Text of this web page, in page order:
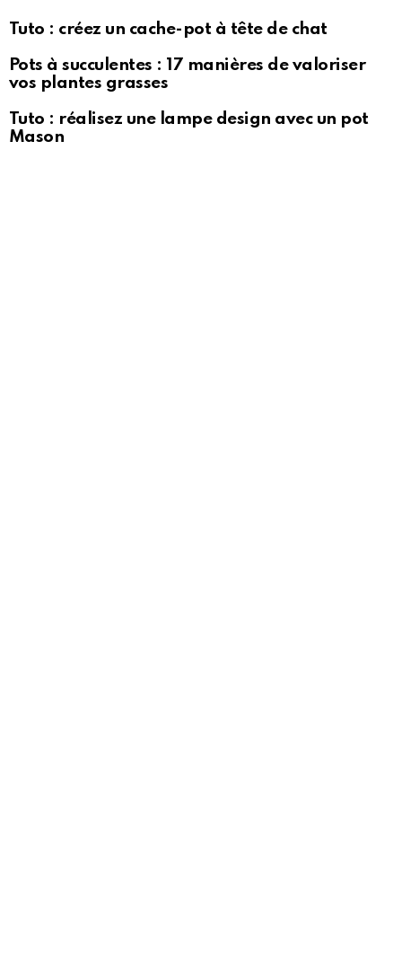
Tuto : créez un cache-pot à tête de chat
Pots à succulentes : 17 manières de valoriser
vos plantes grasses
Tuto : réalisez une lampe design avec un pot
Mason